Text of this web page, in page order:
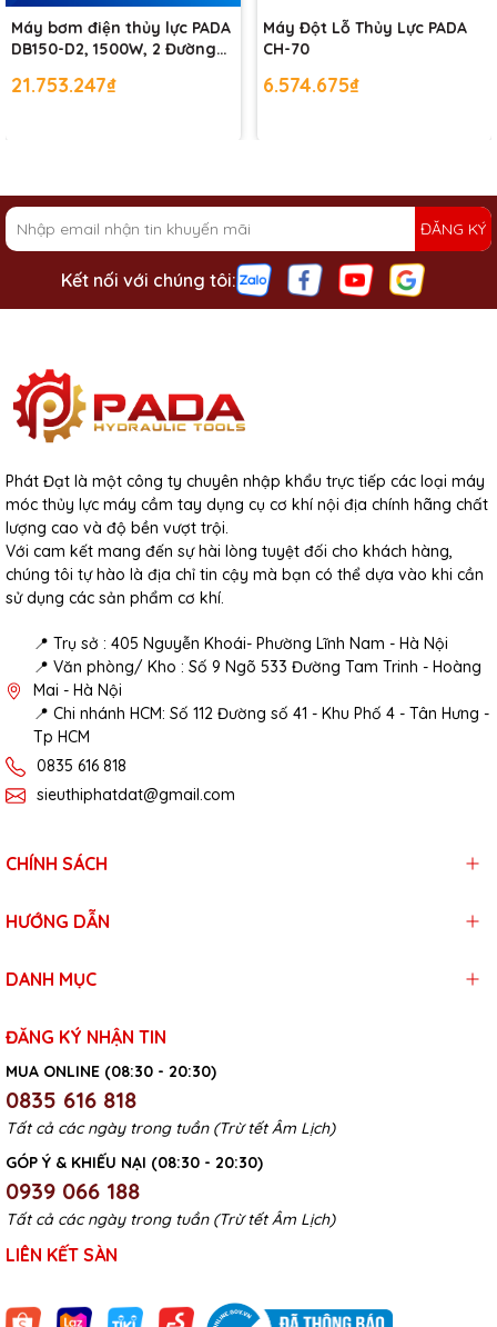
Máy bơm điện thủy lực PADA
DB150-D2, 1500W, 2 Đường
21.753.247₫
Máy Đột Lỗ Thủy Lực PADA
CH-70
6.574.675₫
ĐĂNG KÝ
Kết nối với chúng tôi:
Phát Đạt là một công ty chuyên nhập khẩu trực tiếp các loại máy
móc thủy lực máy cầm tay dụng cụ cơ khí nội địa chính hãng chất
lượng cao và độ bền vượt trội.
Với cam kết mang đến sự hài lòng tuyệt đối cho khách hàng,
chúng tôi tự hào là địa chỉ tin cậy mà bạn có thể dựa vào khi cần
sử dụng các sản phẩm cơ khí.
📍 Trụ sở : 405 Nguyễn Khoái- Phường Lĩnh Nam - Hà Nội
📍 Văn phòng/ Kho : Số 9 Ngõ 533 Đường Tam Trinh - Hoàng
Mai - Hà Nội
📍 Chi nhánh HCM: Số 112 Đường số 41 - Khu Phố 4 - Tân Hưng -
Tp HCM
0835 616 818
sieuthiphatdat@gmail.com
CHÍNH SÁCH
HƯỚNG DẪN
DANH MỤC
ĐĂNG KÝ NHẬN TIN
MUA ONLINE (08:30 - 20:30)
0835 616 818
Tất cả các ngày trong tuần (Trừ tết Âm Lịch)
GÓP Ý & KHIẾU NẠI (08:30 - 20:30)
0939 066 188
Tất cả các ngày trong tuần (Trừ tết Âm Lịch)
LIÊN KẾT SÀN